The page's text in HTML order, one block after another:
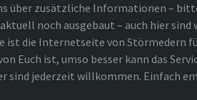
über zusätzliche Informationen –
noch ausgebaut – auch hier sind
ist die Internetseite von Störmedern
Euch ist, umso besser kann das
sind jederzeit willkommen. Einfach